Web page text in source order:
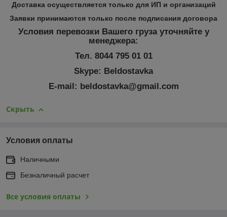
Доставка осуществляется только для ИП и организаций
Заявки принимаются только после подписания договора
Условия перевозки Вашего груза уточняйте у
менеджера:
Тел. 8044 795 01 01
Skype: Beldostavka
E-mail: beldostavka@gmail.com
Скрыть
Условия оплаты
Наличными
Безналичный расчет
Все условия оплаты